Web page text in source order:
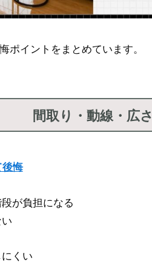
ポイントをまとめています。
間取り・動線・広さ
悔
が負担になる
くい